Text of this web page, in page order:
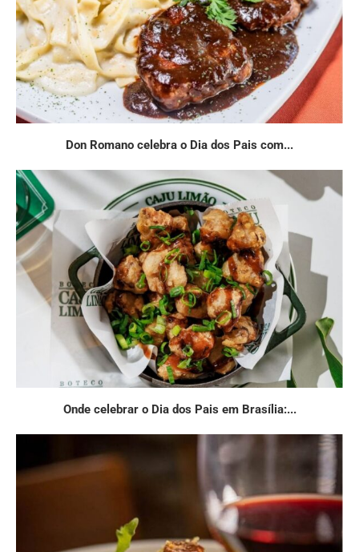
Don Romano celebra o Dia dos Pais com...
Onde celebrar o Dia dos Pais em Brasília:...